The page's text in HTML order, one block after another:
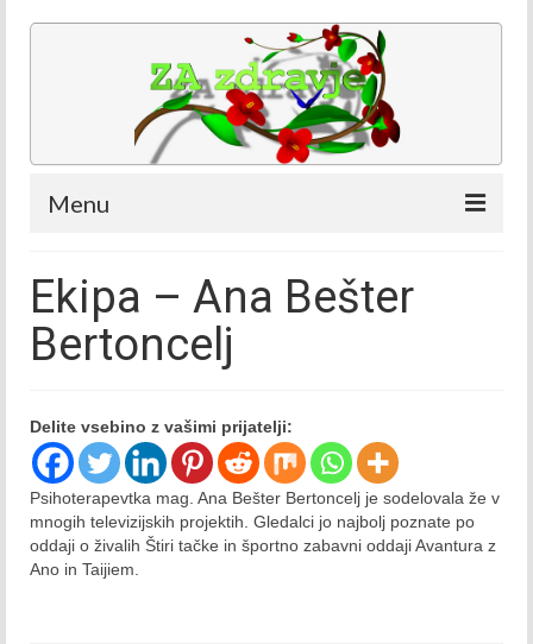
Menu
Ekipa
Ekipa – Nataša Bešter
Ekipa – Dino Bešter
Oddaje
2015
Ekipa – Ana Bešter
Bertoncelj
Delite vsebino z vašimi prijatelji:
Psihoterapevtka mag. Ana Bešter Bertoncelj je sodelovala že v
mnogih televizijskih projektih. Gledalci jo najbolj poznate po
oddaji o živalih Štiri tačke in športno zabavni oddaji Avantura z
Ano in Taijiem.